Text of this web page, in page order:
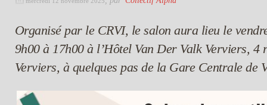
Organisé par le CRVI, le salon aura lieu le
9h00 à 17h00 à l’Hôtel Van Der Valk Verviers, 4
Verviers, à quelques pas de la Gare Centrale de